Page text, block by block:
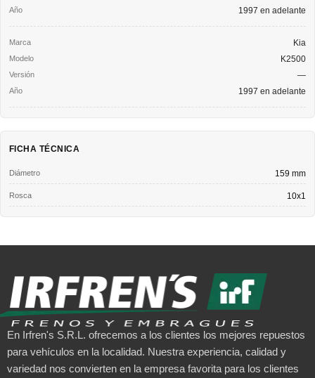
1997 en adelante
Kia
K2500
—
1997 en adelante
FICHA TÉCNICA
Diámetro 159 mm
Rosca 10x1
En Irfren's S.R.L. ofrecemos a los clientes los mejores repuestos
para vehículos en la localidad. Nuestra experiencia, calidad y
variedad nos convierten en la empresa favorita para los clientes